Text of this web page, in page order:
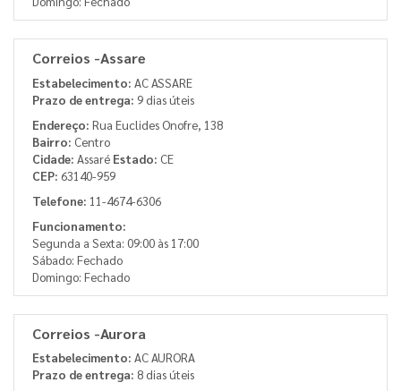
Correios -Assare
Estabelecimento: AC ASSARE
Prazo de entrega: 9 dias úteis
Endereço: Rua Euclides Onofre, 138
Bairro: Centro
Cidade: Assaré Estado: CE
CEP: 63140-959
Telefone: 11-4674-6306
Funcionamento:
Segunda a Sexta: 09:00 às 17:00
Sábado: Fechado
Domingo: Fechado
Correios -Aurora
Estabelecimento: AC AURORA
Prazo de entrega: 8 dias úteis